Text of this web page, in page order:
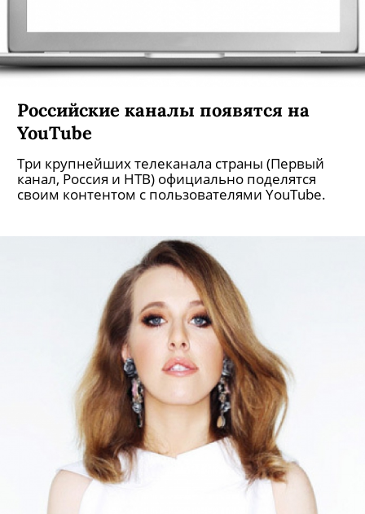
Российские каналы появятся на
YouTube
Три крупнейших телеканала страны (Первый
канал, Россия и НТВ) официально поделятся
своим контентом с пользователями YouTube.